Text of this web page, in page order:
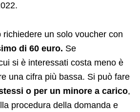
un solo voucher con
di 60 euro. Se
si è interessati costa meno è
una cifra più bassa. Si può fare
o per un minore a carico,
procedura della domanda e